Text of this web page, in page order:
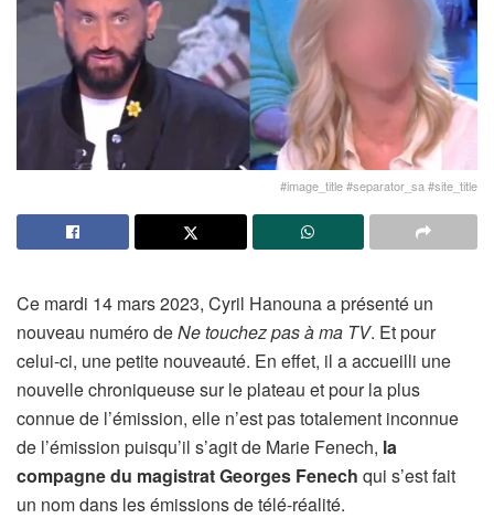
#image_title #separator_sa #site_title
Ce mardi 14 mars 2023, Cyril Hanouna a présenté un
nouveau numéro deNe touchez pas à ma TV. Et pour
celui-ci, une petite nouveauté. En effet, il a accueilli une
nouvelle chroniqueuse sur le plateau et pour la plus
connue de l’émission, elle n’est pas totalement inconnue
de l’émission puisqu’il s’agit de Marie Fenech, la
compagne du magistrat Georges Fenech qui s’est fait
un nom dans les émissions de télé-réalité.